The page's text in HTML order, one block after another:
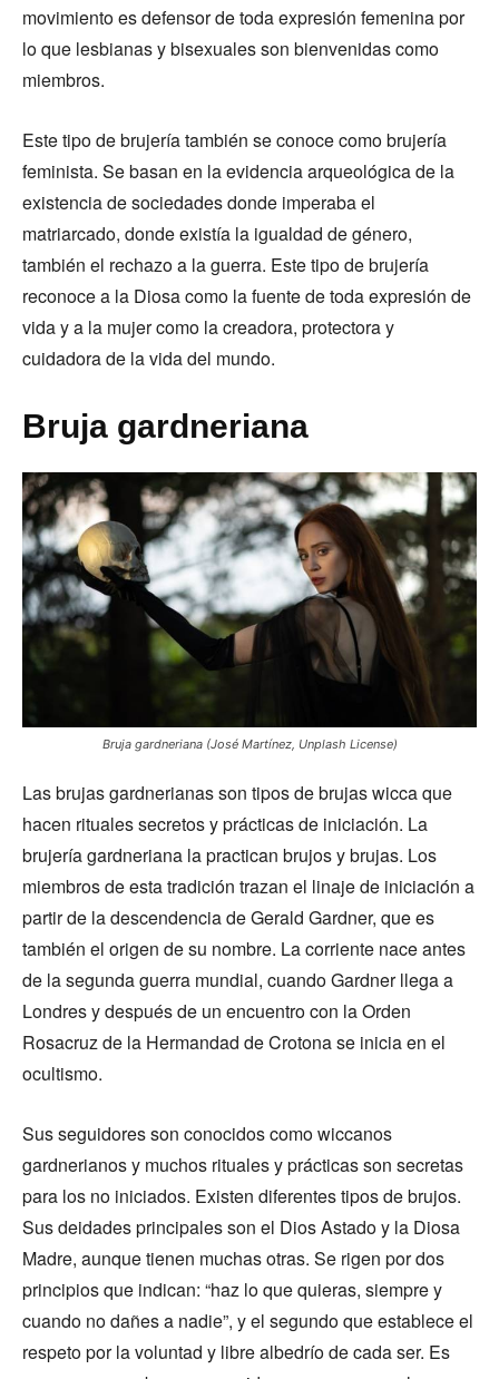
movimiento es defensor de toda expresión femenina por
lo que lesbianas y bisexuales son bienvenidas como
miembros.
Este tipo de brujería también se conoce como brujería
feminista. Se basan en la evidencia arqueológica de la
existencia de sociedades donde imperaba el
matriarcado, donde existía la igualdad de género,
también el rechazo a la guerra. Este tipo de brujería
reconoce a la Diosa como la fuente de toda expresión de
vida y a la mujer como la creadora, protectora y
cuidadora de la vida del mundo.
Bruja gardneriana
Bruja gardneriana (José Martínez, Unplash License)
Las brujas gardnerianas son tipos de brujas wicca que
hacen rituales secretos y prácticas de iniciación. La
brujería gardneriana la practican brujos y brujas. Los
miembros de esta tradición trazan el linaje de iniciación a
partir de la descendencia de Gerald Gardner, que es
también el origen de su nombre. La corriente nace antes
de la segunda guerra mundial, cuando Gardner llega a
Londres y después de un encuentro con la Orden
Rosacruz de la Hermandad de Crotona se inicia en el
ocultismo.
Sus seguidores son conocidos como wiccanos
gardnerianos y muchos rituales y prácticas son secretas
para los no iniciados. Existen diferentes tipos de brujos.
Sus deidades principales son el Dios Astado y la Diosa
Madre, aunque tienen muchas otras. Se rigen por dos
principios que indican: “haz lo que quieras, siempre y
cuando no dañes a nadie”, y el segundo que establece el
respeto por la voluntad y libre albedrío de cada ser. Es